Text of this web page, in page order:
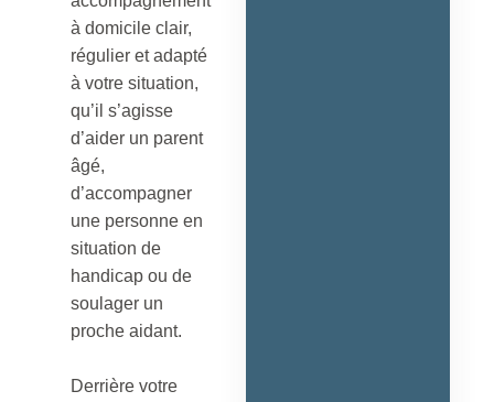
à domicile clair,
régulier et adapté
à votre situation,
qu’il s’agisse
d’aider un parent
âgé,
d’accompagner
une personne en
situation de
handicap ou de
soulager un
proche aidant.
Derrière votre